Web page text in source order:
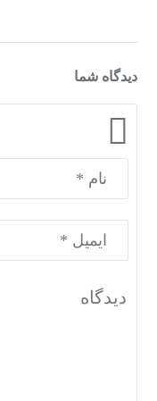
دیدگاه شما